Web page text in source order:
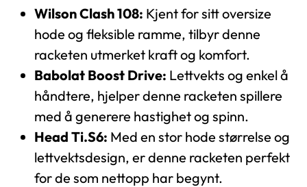
Wilson Clash 108: Kjent for sitt oversize
hode og fleksible ramme, tilbyr denne
racketen utmerket kraft og komfort.
Babolat Boost Drive: Lettvekts og enkel å
håndtere, hjelper denne racketen spillere
med å generere hastighet og spinn.
Head Ti.S6: Med en stor hode størrelse og
lettvektsdesign, er denne racketen perfekt
for de som nettopp har begynt.